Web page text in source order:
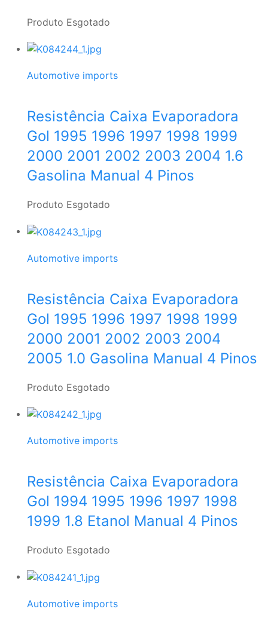
Produto Esgotado
Automotive imports
Resistência Caixa Evaporadora
Gol 1995 1996 1997 1998 1999
2000 2001 2002 2003 2004 1.6
Gasolina Manual 4 Pinos
Produto Esgotado
Automotive imports
Resistência Caixa Evaporadora
Gol 1995 1996 1997 1998 1999
2000 2001 2002 2003 2004
2005 1.0 Gasolina Manual 4 Pinos
Produto Esgotado
Automotive imports
Resistência Caixa Evaporadora
Gol 1994 1995 1996 1997 1998
1999 1.8 Etanol Manual 4 Pinos
Produto Esgotado
Automotive imports